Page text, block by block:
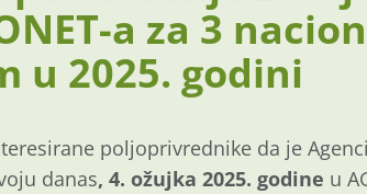
a za 3
u 2025. godini
poljoprivrednike da je
danas, 4. ožujka 2025. godine u